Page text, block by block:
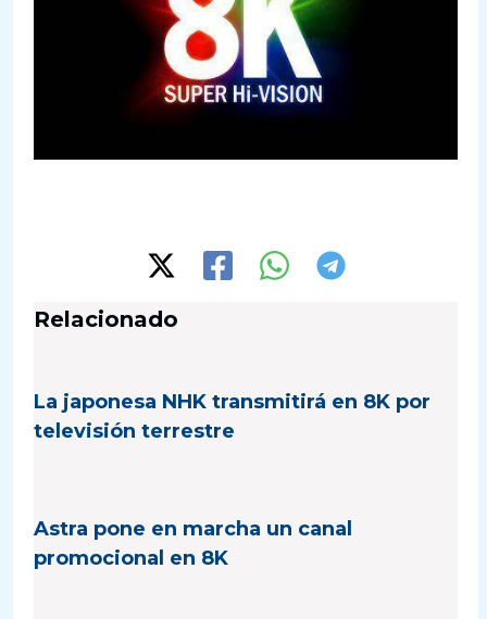
Relacionado
La japonesa NHK transmitirá en 8K por
televisión terrestre
Astra pone en marcha un canal
promocional en 8K